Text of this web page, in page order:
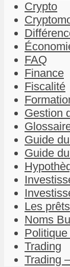
Crypto
FAQ
Finance
Fiscalité
Gestion
Guide
Guide
Les prêts
Noms
Trading
Trading